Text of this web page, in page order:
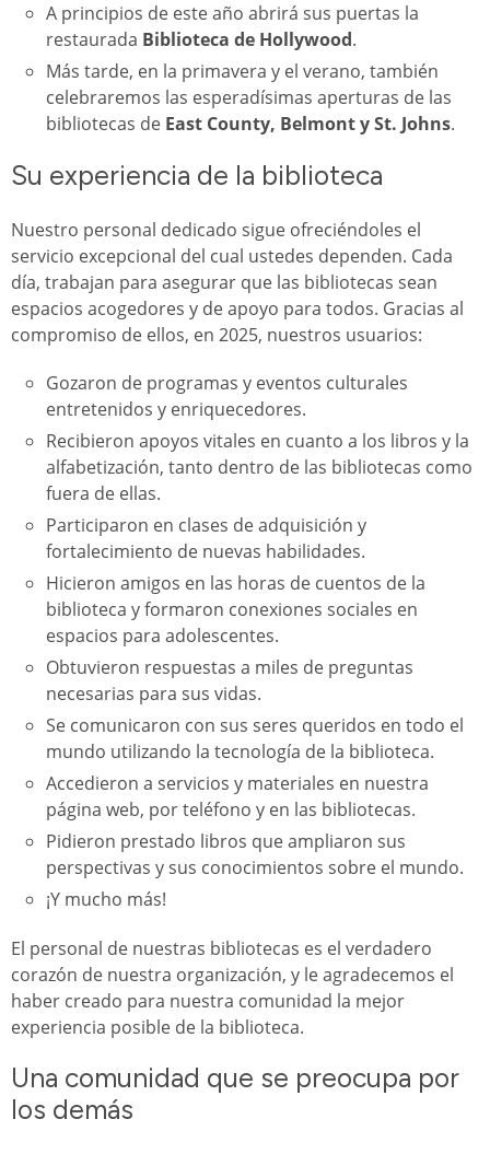
A principios de este año abrirá sus puertas la
restaurada Biblioteca de Hollywood.
Más tarde, en la primavera y el verano, también
celebraremos las esperadísimas aperturas de las
bibliotecas de East County, Belmont y St. Johns.
Su experiencia de la biblioteca
Nuestro personal dedicado sigue ofreciéndoles el
servicio excepcional del cual ustedes dependen. Cada
día, trabajan para asegurar que las bibliotecas sean
espacios acogedores y de apoyo para todos. Gracias al
compromiso de ellos, en 2025, nuestros usuarios:
Gozaron de programas y eventos culturales
entretenidos y enriquecedores.
Recibieron apoyos vitales en cuanto a los libros y la
alfabetización, tanto dentro de las bibliotecas como
fuera de ellas.
Participaron en clases de adquisición y
fortalecimiento de nuevas habilidades.
Hicieron amigos en las horas de cuentos de la
biblioteca y formaron conexiones sociales en
espacios para adolescentes.
Obtuvieron respuestas a miles de preguntas
necesarias para sus vidas.
Se comunicaron con sus seres queridos en todo el
mundo utilizando la tecnología de la biblioteca.
Accedieron a servicios y materiales en nuestra
página web, por teléfono y en las bibliotecas.
Pidieron prestado libros que ampliaron sus
perspectivas y sus conocimientos sobre el mundo.
¡Y mucho más!
El personal de nuestras bibliotecas es el verdadero
corazón de nuestra organización, y le agradecemos el
haber creado para nuestra comunidad la mejor
experiencia posible de la biblioteca.
Una comunidad que se preocupa por
los demás